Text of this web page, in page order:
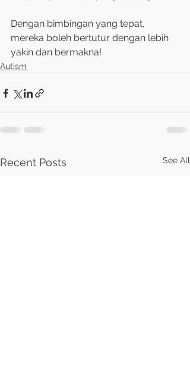
Dengan bimbingan yang tepat,
mereka boleh bertutur dengan lebih
yakin dan bermakna!
Autism
Recent Posts See All